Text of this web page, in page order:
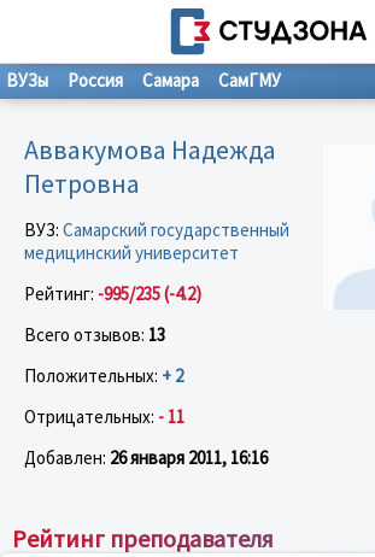
ВУЗы Россия Самара СамГМУ
Аввакумова Надежда
Петровна
ВУЗ: Самарский государственный
медицинский университет
Рейтинг: -995/235 (-4.2)
Всего отзывов: 13
Положительных: + 2
Отрицательных: - 11
Добавлен: 26 января 2011, 16:16
Рейтинг преподавателя